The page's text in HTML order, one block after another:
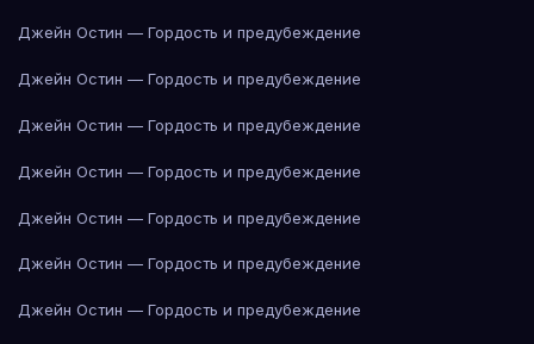
Джейн Остин — Гордость и предубеждение
Джейн Остин — Гордость и предубеждение
Джейн Остин — Гордость и предубеждение
Джейн Остин — Гордость и предубеждение
Джейн Остин — Гордость и предубеждение
Джейн Остин — Гордость и предубеждение
Джейн Остин — Гордость и предубеждение